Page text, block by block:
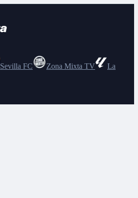
Sevilla FC Zona Mixta TV
La